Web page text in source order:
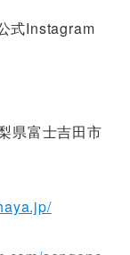
式Instagram
県富士吉田市